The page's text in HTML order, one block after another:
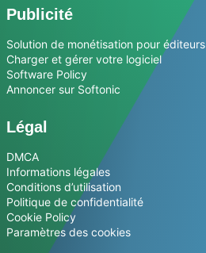
Publicité
Solution de monétisation pour éditeurs
Charger et gérer votre logiciel
Software Policy
Annoncer sur Softonic
Légal
DMCA
Informations légales
Conditions d’utilisation
Politique de confidentialité
Cookie Policy
Paramètres des cookies